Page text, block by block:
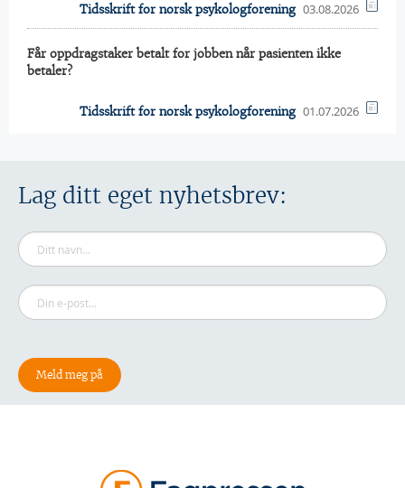
Tidsskrift for norsk psykologforening 03.08.2026
Får oppdragstaker betalt for jobben når pasienten ikke
betaler?
Tidsskrift for norsk psykologforening 01.07.2026
Lag ditt eget nyhetsbrev: